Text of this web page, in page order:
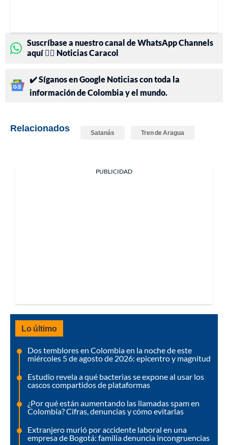
Suscríbase a nuestro canal de WhatsApp Channels
aquí 👉🏻 Noticias Caracol
✔️ Síganos en Google Noticias con toda la
información de Colombia y el mundo.
Relacionados Satanás Tren de Aragua
PUBLICIDAD
Lo último
Dos temblores en Colombia en la noche de este
miércoles 5 de agosto de 2026: epicentro y magnitud
Estudio revela a qué bacterias se expone al usar los
cascos compartidos de plataformas
¿Por qué están aumentando las llamadas spam en
Colombia? Cifras, denuncias y cómo evitarlas
Extranjero murió por accidente laboral en una
empresa de Bogotá: familia denuncia incongruencias